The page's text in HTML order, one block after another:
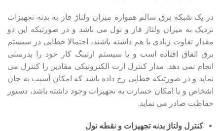
در یک شبکه برق سالم همواره میزان ولتاژ فاز به بدنه تجهیزات
نزدیک به میزان ولتاژ فاز و نول می باشد و در صورتیکه این دو
مقدار تفاوت زیادی با هم داشته باشند، احتمالا خطایی در سیستم
برق اتفاق افتاده است و یا سیستم ارتینگ کار خود را بدرستی
انجام نمی دهد. مدار کنترل ارت الکترونیکی مقادیر را کنترل می
نماید و در صورتیکه خطایی رخ داده باشد که امکان آسیب به جان
اشخاص و یا امکان خسارت به تجهیزات وجود داشته باشد، دستور
حفاظت صادر می نماید.
کنترل ولتاژ بدنه تجهیزات و نقطه نول